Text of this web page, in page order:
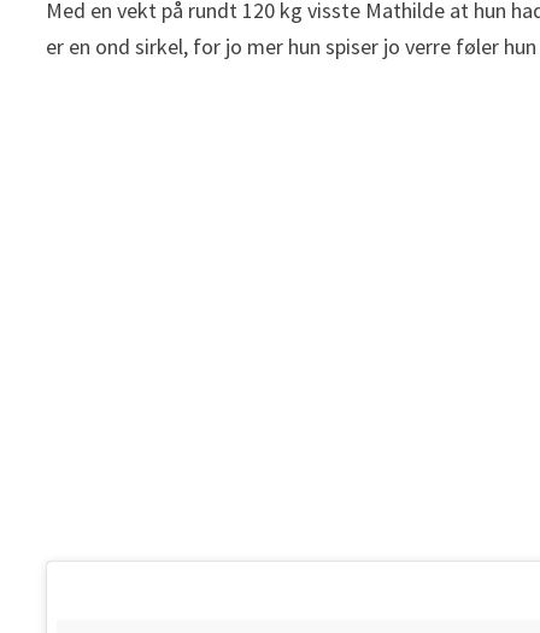
Med en vekt på rundt 120 kg visste Mathilde at hun
er en ond sirkel, for jo mer hun spiser jo verre føler